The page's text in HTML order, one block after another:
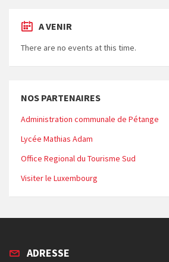
A VENIR
There are no events at this time.
NOS PARTENAIRES
Administration communale de Pétange
Lycée Mathias Adam
Office Regional du Tourisme Sud
Visiter le Luxembourg
ADRESSE